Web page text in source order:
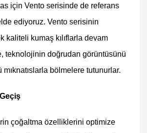
için Vento serisinde de referans
ediyoruz. Vento serisinin
kaliteli kumaş kılıflarla devam
teknolojinin doğrudan görüntüsünü
bölmelere tutunurlar.
çoğaltma özelliklerini optimize